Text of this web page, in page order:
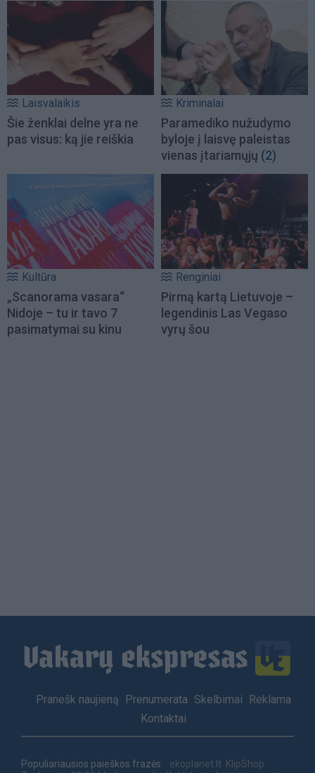
Laisvalaikis
Šie ženklai delne yra ne
pas visus: ką jie reiškia
Kriminalai
Paramediko nužudymo
byloje į laisvę paleistas
vienas įtariamųjų (2)
Kultūra
„Scanorama vasara“
Nidoje – tu ir tavo 7
pasimatymai su kinu
Renginiai
Pirmą kartą Lietuvoje –
legendinis Las Vegaso
vyrų šou
Footer
Pranešk naujieną Prenumerata Skelbimai
Reklama
Kontaktai
Populiariausios paieškos frazės: ekoplanet.lt KlipShop